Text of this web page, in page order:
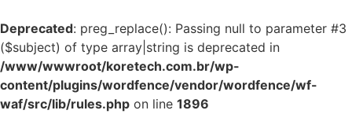
Deprecated: preg_replace(): Passing null to parameter #3
($subject) of type array|string is deprecated in
/www/wwwroot/koretech.com.br/wp-
content/plugins/wordfence/vendor/wordfence/wf-
waf/src/lib/rules.php on line 1896